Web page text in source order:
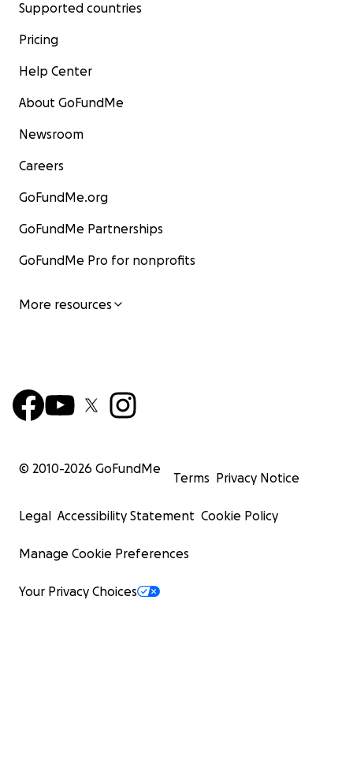
Supported countries
Pricing
Help Center
About GoFundMe
Newsroom
Careers
GoFundMe.org
GoFundMe Partnerships
GoFundMe Pro for nonprofits
More resources
© 2010-2026 GoFundMe
Terms Privacy Notice
Legal Accessibility Statement Cookie Policy
Manage Cookie Preferences
Your Privacy Choices